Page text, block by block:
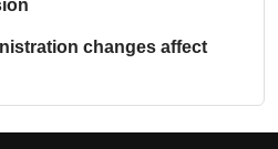
changes affect